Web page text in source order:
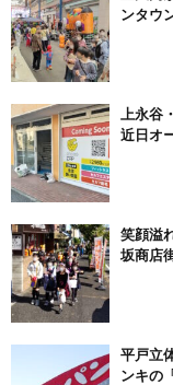
ンタウ
上永
近日オ
笑顔溢
坂商店
平戸立
ンキの